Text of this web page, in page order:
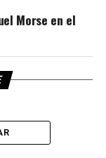
Morse en el